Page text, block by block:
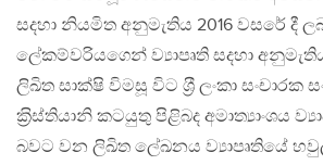
සදහා නියමිත අනුමැතිය 2016 වසරේ දී
ලේකම්වරියගෙන් ව්‍යාපෘති සදහා
ලිඛිත සාක්ෂි විමසූ විට ශ‍්‍රී ලංකා සංචාරක
ක‍්‍රිස්තියානි කටයුතු පිළිබද අමාත්‍යාංශය
බවට වන ලිඛිත ලේඛනය ව්‍යාපෘතියේ